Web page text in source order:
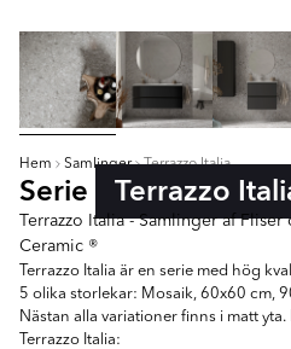
Hem Samlinger Terrazzo Italia
Serie Terrazzo
Terrazzo Italia - Samlinger af
Ceramic ®
Terrazzo Italia är en serie med hög
5 olika storlekar: Mosaik, 60x60 cm,
Nästan alla variationer finns i matt
Terrazzo Italia: